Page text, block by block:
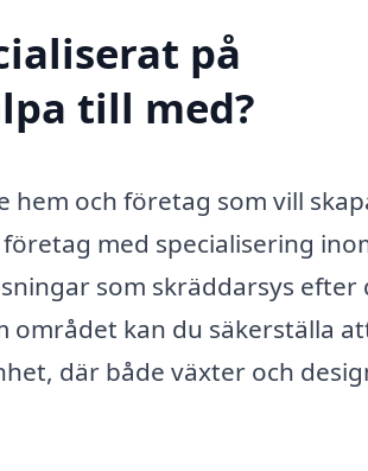
på
till med?
och företag som vill
med specialisering
som skräddarsys efter
området kan du säkerställa
där både växter och